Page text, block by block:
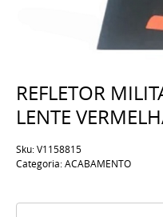
REFLETOR
LENTE
Sku:V1158815
Categoria:ACABAMENTO